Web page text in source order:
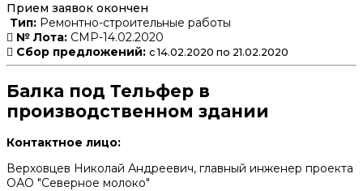
Прием заявок окончен
Тип: Ремонтно-строительные работы
№ Лота: СМР-14.02.2020
Сбор предложений: с 14.02.2020 по 21.02.2020
Балка под Тельфер в
производственном здании
Контактное лицо:
Верховцев Николай Андреевич, главный инженер проекта
ОАО "Северное молоко"